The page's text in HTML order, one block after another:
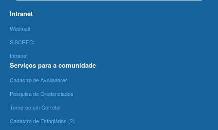
Intranet
Webmail
SISCRECI
Intranet
Serviços para a comunidade
Cadastro de Avaliadores
Pesquisa de Credenciados
Torne-se um Corretor
Cadastro de Estagiários (2)